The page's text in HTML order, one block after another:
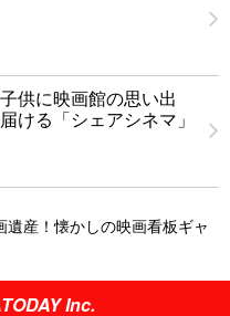
供に映画館の思い出
ける「シェアシネマ」
遺産！懐かしの映画看板ギャ
Inc.